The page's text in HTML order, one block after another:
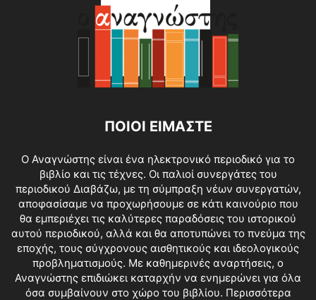
ΠΟΙΟΙ ΕΙΜΑΣΤΕ
O Αναγνώστης είναι ένα ηλεκτρονικό περιοδικό για το
βιβλίο και τις τέχνες. Οι παλιοί συνεργάτες του
περιοδικού Διαβάζω, με τη σύμπραξη νέων συνεργατών,
αποφασίσαμε να προχωρήσουμε σε κάτι καινούριο που
θα εμπεριέχει τις καλύτερες παραδόσεις του ιστορικού
αυτού περιοδικού, αλλά και θα αποτυπώνει το πνεύμα της
εποχής, τους σύγχρονους αισθητικούς και ιδεολογικούς
προβληματισμούς. Με καθημερινές αναρτήσεις, ο
Αναγνώστης επιδιώκει καταρχήν να ενημερώνει για όλα
όσα συμβαίνουν στο χώρο του βιβλίου. Περισσότερα